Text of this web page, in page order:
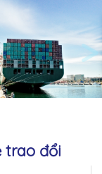
>
trao đổi